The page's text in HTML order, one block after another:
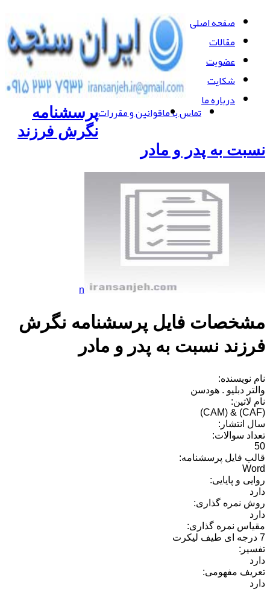
صفحه اصلی
مقالات
عضویت
شکایت
درباره ما
تماس با ماقوانین و مقرراتپرسشنامه
نگرش فرزند
نسبت به پدر و مادر
n
مشخصات فایل پرسشنامه نگرش
فرزند نسبت به پدر و مادر
نام نویسنده:
والتر دبلیو . هودسن
نام لاتین:
(CAF) & (CAM)
سال انتشار:
تعداد سوالات:
50
قالب فایل پرسشنامه:
Word
روایی و پایایی:
دارد
روش نمره گذاری:
دارد
مقیاس نمره گذاری:
7 درجه ای طیف لیکرت
تفسیر:
دارد
تعریف مفهومی:
دارد